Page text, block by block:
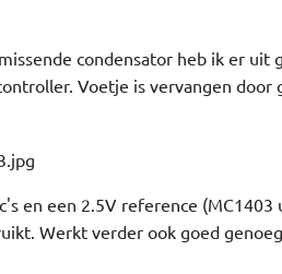
condensator heb ik er uit
Voetje is vervangen door
en een 2.5V reference (MC1403
Werkt verder ook goed